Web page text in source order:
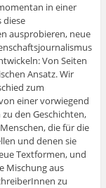
in einer
diese
ausprobieren, neue
Von Seiten
Ansatz. Wir
zum
einer vorwiegend
den Geschichten,
die für die
und denen sie
Textformen, und
Mischung aus
zu